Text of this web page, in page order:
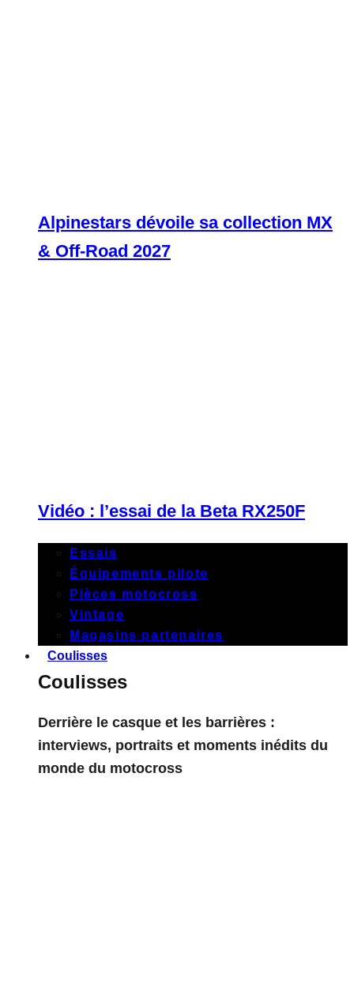
Alpinestars dévoile sa collection MX
& Off-Road 2027
Vidéo : l’essai de la Beta RX250F
Essais
Équipements pilote
Pièces motocross
Vintage
Magasins partenaires
Coulisses
Coulisses
Derrière le casque et les barrières :
interviews, portraits et moments inédits du
monde du motocross